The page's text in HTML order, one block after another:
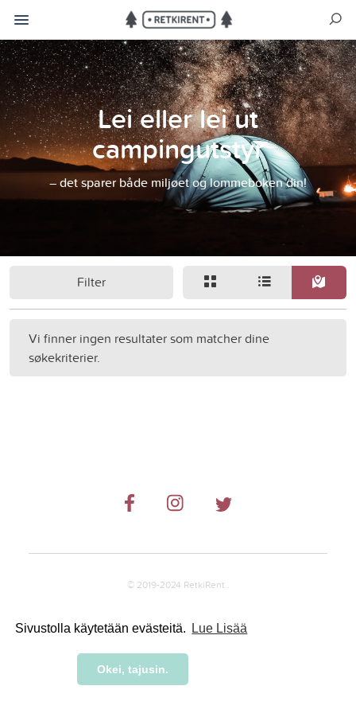
Sivustolla käytetään evästeitä. Lue Lisää
Okei, tajusin.
Lei eller lei ut
campingutstyr
– det sparer både miljøet og lommeboken din!
Filter
Vi finner ingen resultater som matcher dine
søkekriterier.
© 2019-2024 RetkiRent .